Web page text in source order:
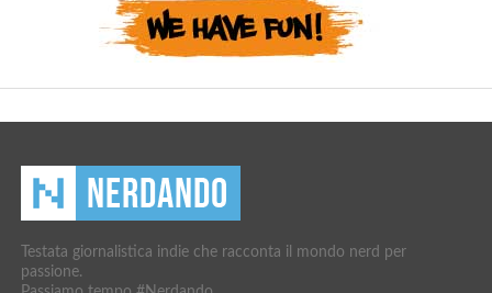
Testata giornalistica indie che racconta il mondo nerd per
passione.